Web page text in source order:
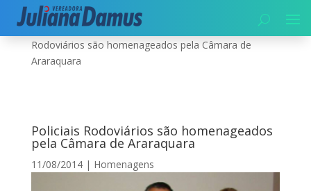
Início|Segurança|Homenagens
Rodoviários são homenageados pela Câmara de
Araraquara
Policiais Rodoviários são homenageados
pela Câmara de Araraquara
11/08/2014| Homenagens